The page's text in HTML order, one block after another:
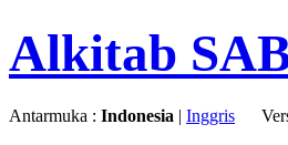
Alkitab
Antarmuka : Indonesia | Inggris